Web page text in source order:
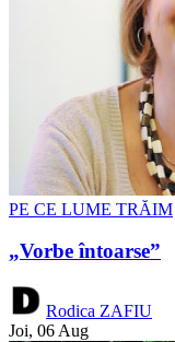
PE CE LUME TRĂIM
„Vorbe întoarse”
Rodica ZAFIU
Joi, 06 Aug